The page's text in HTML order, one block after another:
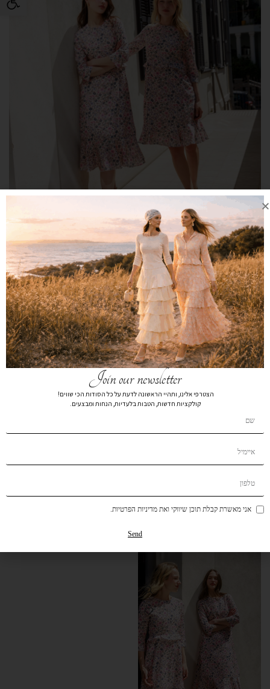
שמלת קלוש מותן תלתל פרחוני קצר
₪379
₪99 שמלת קלוש מותן תלתל פרחוני 1871
מידה
XS
S
M
L
XL
הרכב בד100% POLYSTER
הוסף לרשימת המשאלות
משלוחים
Join our newsletter
הצטרפי אלינו, ותהיי הראשונה לדעת על כל הסודות הכי שווים!
קולקציות חדשות, הטבות בלעדיות, הנחות ומבצעים.
אני מאשרת קבלת תוכן שיווקי ואת מדיניות הפרטיות.
Send